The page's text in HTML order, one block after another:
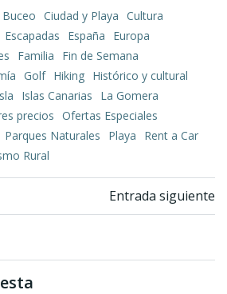
Buceo Ciudad y Playa Cultura
Escapadas España
Europa
Familia
Fin de Semana
Golf Hiking Histórico y cultural
Islas Canarias
La Gomera
precios Ofertas Especiales
Parques Naturales Playa
Rent a Car
Rural
Navegación
entradas
Entrada siguiente